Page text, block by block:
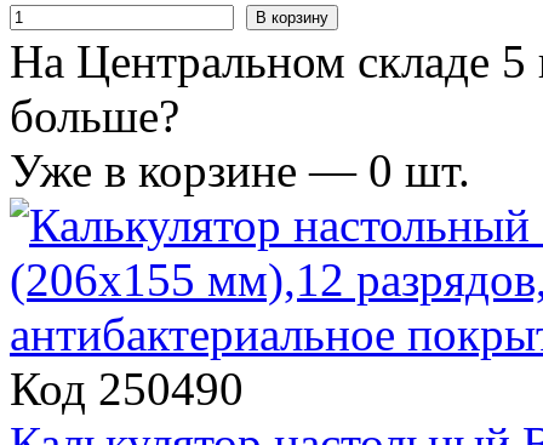
В корзину
На Центральном складе 5
больше?
Уже в корзине — 0 шт.
Код 250490